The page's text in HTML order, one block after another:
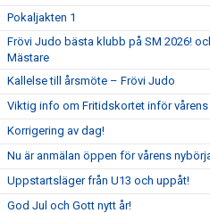
Pokaljakten 1
Frövi Judo bästa klubb på SM 2026!
Mästare
Kallelse till årsmöte – Frövi Judo
Viktig info om Fritidskortet inför
Korrigering av dag!
Nu är anmälan öppen för vårens
Uppstartsläger från U13 och uppåt!
God Jul och Gott nytt år!